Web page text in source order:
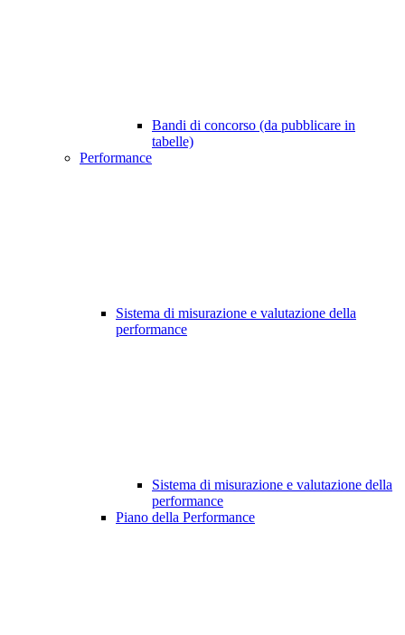
Bandi di concorso (da pubblicare in
tabelle)
Performance
Sistema di misurazione e valutazione della
performance
Sistema di misurazione e valutazione della
performance
Piano della Performance